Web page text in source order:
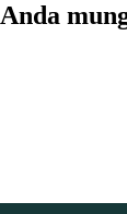
Anda